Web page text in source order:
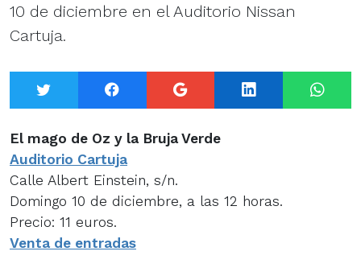
10 de diciembre en el Auditorio Nissan
Cartuja.
Twitter Facebook Google+ LinkedIn
El mago de Oz y la Bruja Verde
Auditorio Cartuja
Calle Albert Einstein, s/n.
Domingo 10 de diciembre, a las 12 horas.
Precio: 11 euros.
Venta de entradas